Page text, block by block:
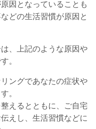
因となっていることも
どの生活習慣が原因と
、上記のような原因や
。
ングであなたの症状や
。
えるとともに、ご自宅
えし、生活習慣などに